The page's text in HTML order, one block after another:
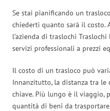
Se stai pianificando un
chiederti quanto sarà il costo.
l’azienda di traslochi Traslochi
servizi professionali a prezzi
Il costo di un trasloco può
Innanzitutto, la distanza tra le
chiave. Più lungo è il viaggio,
quantità di beni da